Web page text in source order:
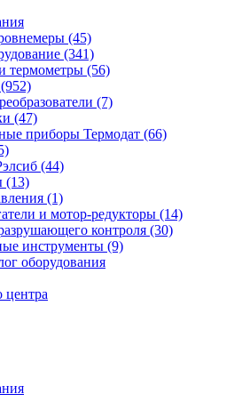
(45)
(341)
термометры (56)
(7)
(47)
приборы Термодат (66)
(44)
(13)
(1)
и мотор-редукторы (14)
контроля (30)
инструменты (9)
оборудования
центра